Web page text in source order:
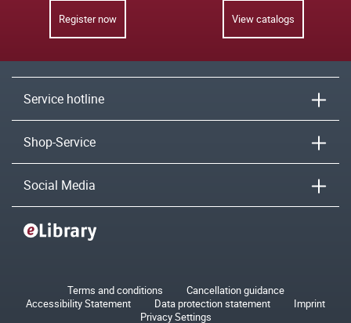
Register now View catalogs
Service hotline
Shop-Service
Social Media
Terms and conditions
Cancellation guidance
Accessibility Statement
Data protection statement
Imprint
Privacy Settings